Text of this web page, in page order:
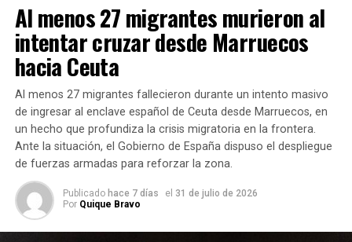
Tras la confirmación, la familia solicitó la intervención
inmediata de laCancillería argentinay de los
organismos internacionales competentes para coordinar el
operativo de regreso de la menor.
«Lo único que pedimos es
que vayan a buscarla antes
de que vuelva a
desaparecer o sea
trasladada nuevamente»,
Al menos 27 migrantes murieron al
intentar cruzar desde Marruecos
hacia Ceuta
Al menos 27 migrantes fallecieron durante un intento masivo
de ingresar al enclave español de Ceuta desde Marruecos, en
un hecho que profundiza la crisis migratoria en la frontera.
Ante la situación, el Gobierno de España dispuso el despliegue
de fuerzas armadas para reforzar la zona.
Publicado hace 7 días el 31 de julio de 2026
Por Quique Bravo